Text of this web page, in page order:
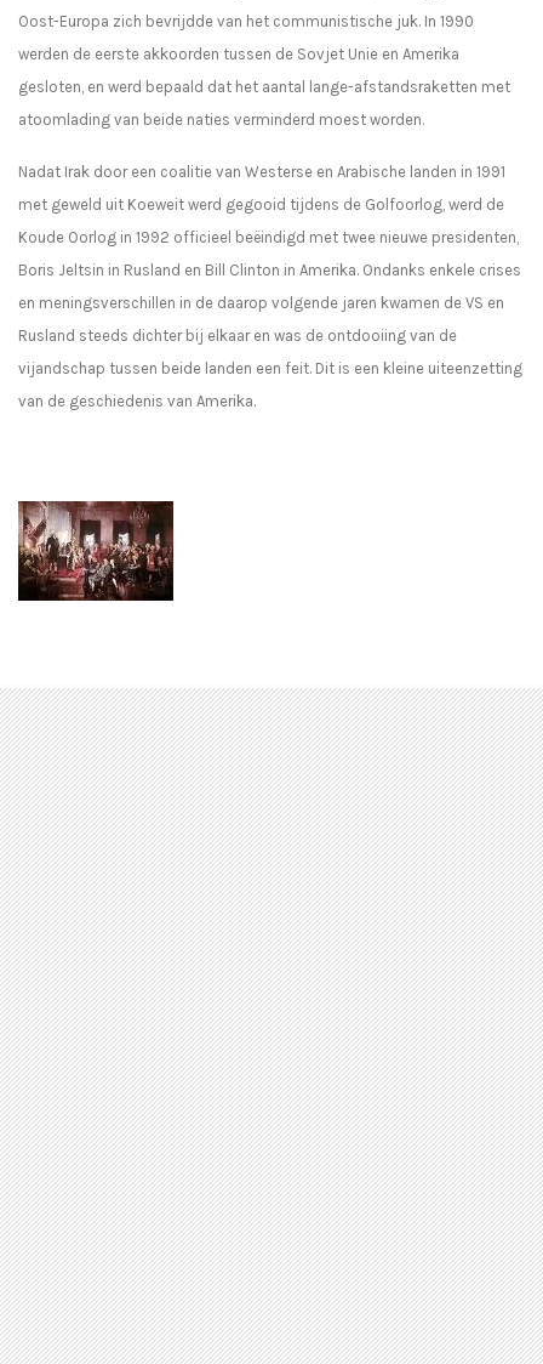
Oost-Europa zich bevrijdde van het communistische juk. In 1990
werden de eerste akkoorden tussen de Sovjet Unie en Amerika
gesloten, en werd bepaald dat het aantal lange-afstandsraketten met
atoomlading van beide naties verminderd moest worden.
Nadat Irak door een coalitie van Westerse en Arabische landen in 1991
met geweld uit Koeweit werd gegooid tijdens de Golfoorlog, werd de
Koude Oorlog in 1992 officieel beëindigd met twee nieuwe presidenten,
Boris Jeltsin in Rusland en Bill Clinton in Amerika. Ondanks enkele crises
en meningsverschillen in de daarop volgende jaren kwamen de VS en
Rusland steeds dichter bij elkaar en was de ontdooiing van de
vijandschap tussen beide landen een feit. Dit is een kleine uiteenzetting
van de geschiedenis van Amerika.